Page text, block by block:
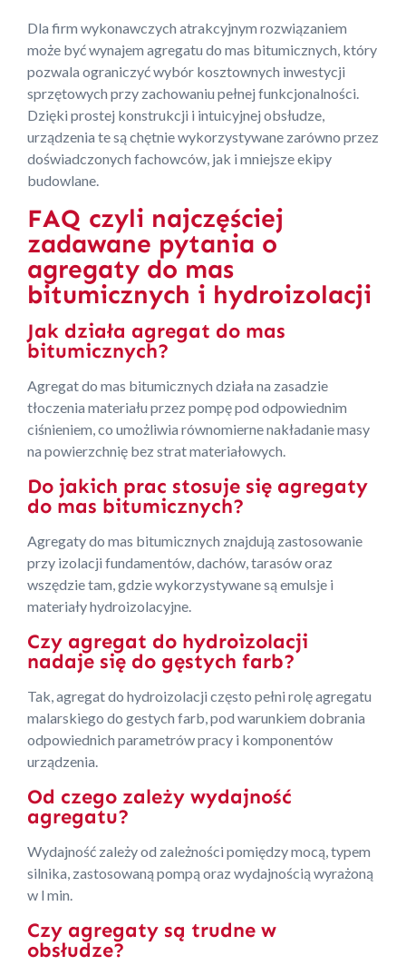
Dla firm wykonawczych atrakcyjnym rozwiązaniem
może być wynajem agregatu do mas bitumicznych, który
pozwala ograniczyć wybór kosztownych inwestycji
sprzętowych przy zachowaniu pełnej funkcjonalności.
Dzięki prostej konstrukcji i intuicyjnej obsłudze,
urządzenia te są chętnie wykorzystywane zarówno przez
doświadczonych fachowców, jak i mniejsze ekipy
budowlane.
FAQ czyli najczęściej
zadawane pytania o
agregaty do mas
bitumicznych i hydroizolacji
Jak działa agregat do mas
bitumicznych?
Agregat do mas bitumicznych działa na zasadzie
tłoczenia materiału przez pompę pod odpowiednim
ciśnieniem, co umożliwia równomierne nakładanie masy
na powierzchnię bez strat materiałowych.
Do jakich prac stosuje się agregaty
do mas bitumicznych?
Agregaty do mas bitumicznych znajdują zastosowanie
przy izolacji fundamentów, dachów, tarasów oraz
wszędzie tam, gdzie wykorzystywane są emulsje i
materiały hydroizolacyjne.
Czy agregat do hydroizolacji
nadaje się do gęstych farb?
Tak, agregat do hydroizolacji często pełni rolę agregatu
malarskiego do gestych farb, pod warunkiem dobrania
odpowiednich parametrów pracy i komponentów
urządzenia.
Od czego zależy wydajność
agregatu?
Wydajność zależy od zależności pomiędzy mocą, typem
silnika, zastosowaną pompą oraz wydajnością wyrażoną
w l min.
Czy agregaty są trudne w
obsłudze?